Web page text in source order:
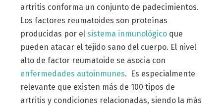
artritis conforma un conjunto de padecimientos.
Los factores reumatoides son proteínas
producidas por el sistema inmunológicoque
pueden atacar el tejido sano del cuerpo. El nivel
alto de factor reumatoide se asocia con
enfermedades autoinmunes. Es especialmente
relevante que existen más de 100 tipos de
artritis y condiciones relacionadas, siendo la más